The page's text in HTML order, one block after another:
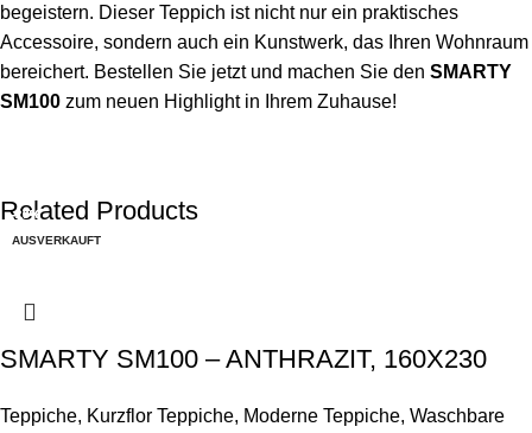
begeistern. Dieser Teppich ist nicht nur ein praktisches
Accessoire, sondern auch ein Kunstwerk, das Ihren Wohnraum
bereichert. Bestellen Sie jetzt und machen Sie den SMARTY
SM100 zum neuen Highlight in Ihrem Zuhause!
Related Products
-20%
SMARTY SM100 – ANTHRAZIT, 160X230
Teppiche, Kurzflor Teppiche, Moderne Teppiche, Waschbare
-15%
-17%
AUSVERKAUFT
-17%